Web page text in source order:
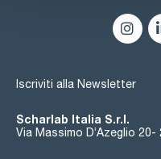
Iscriviti alla Newsletter
Scharlab Italia S.r.l.
Via Massimo D’Azeglio 20-